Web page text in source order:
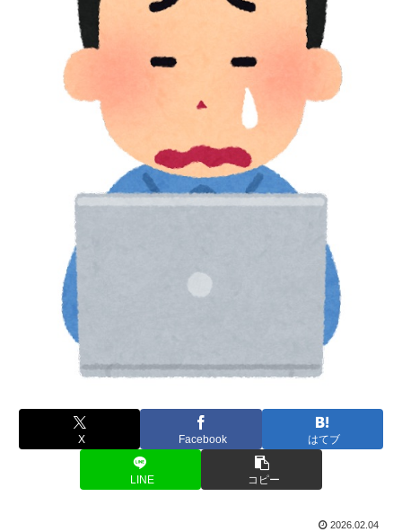
X Facebook はてブ
LINE コピー
2026.02.04